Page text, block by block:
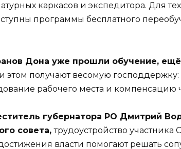
каркасов и экспедитора. Для
программы бесплатного
Дона уже прошли обучение,
этом получают весомую
рабочего места и компенсацию
губернатора РО Дмитрий
совета,трудоустройство
власти помогают решать